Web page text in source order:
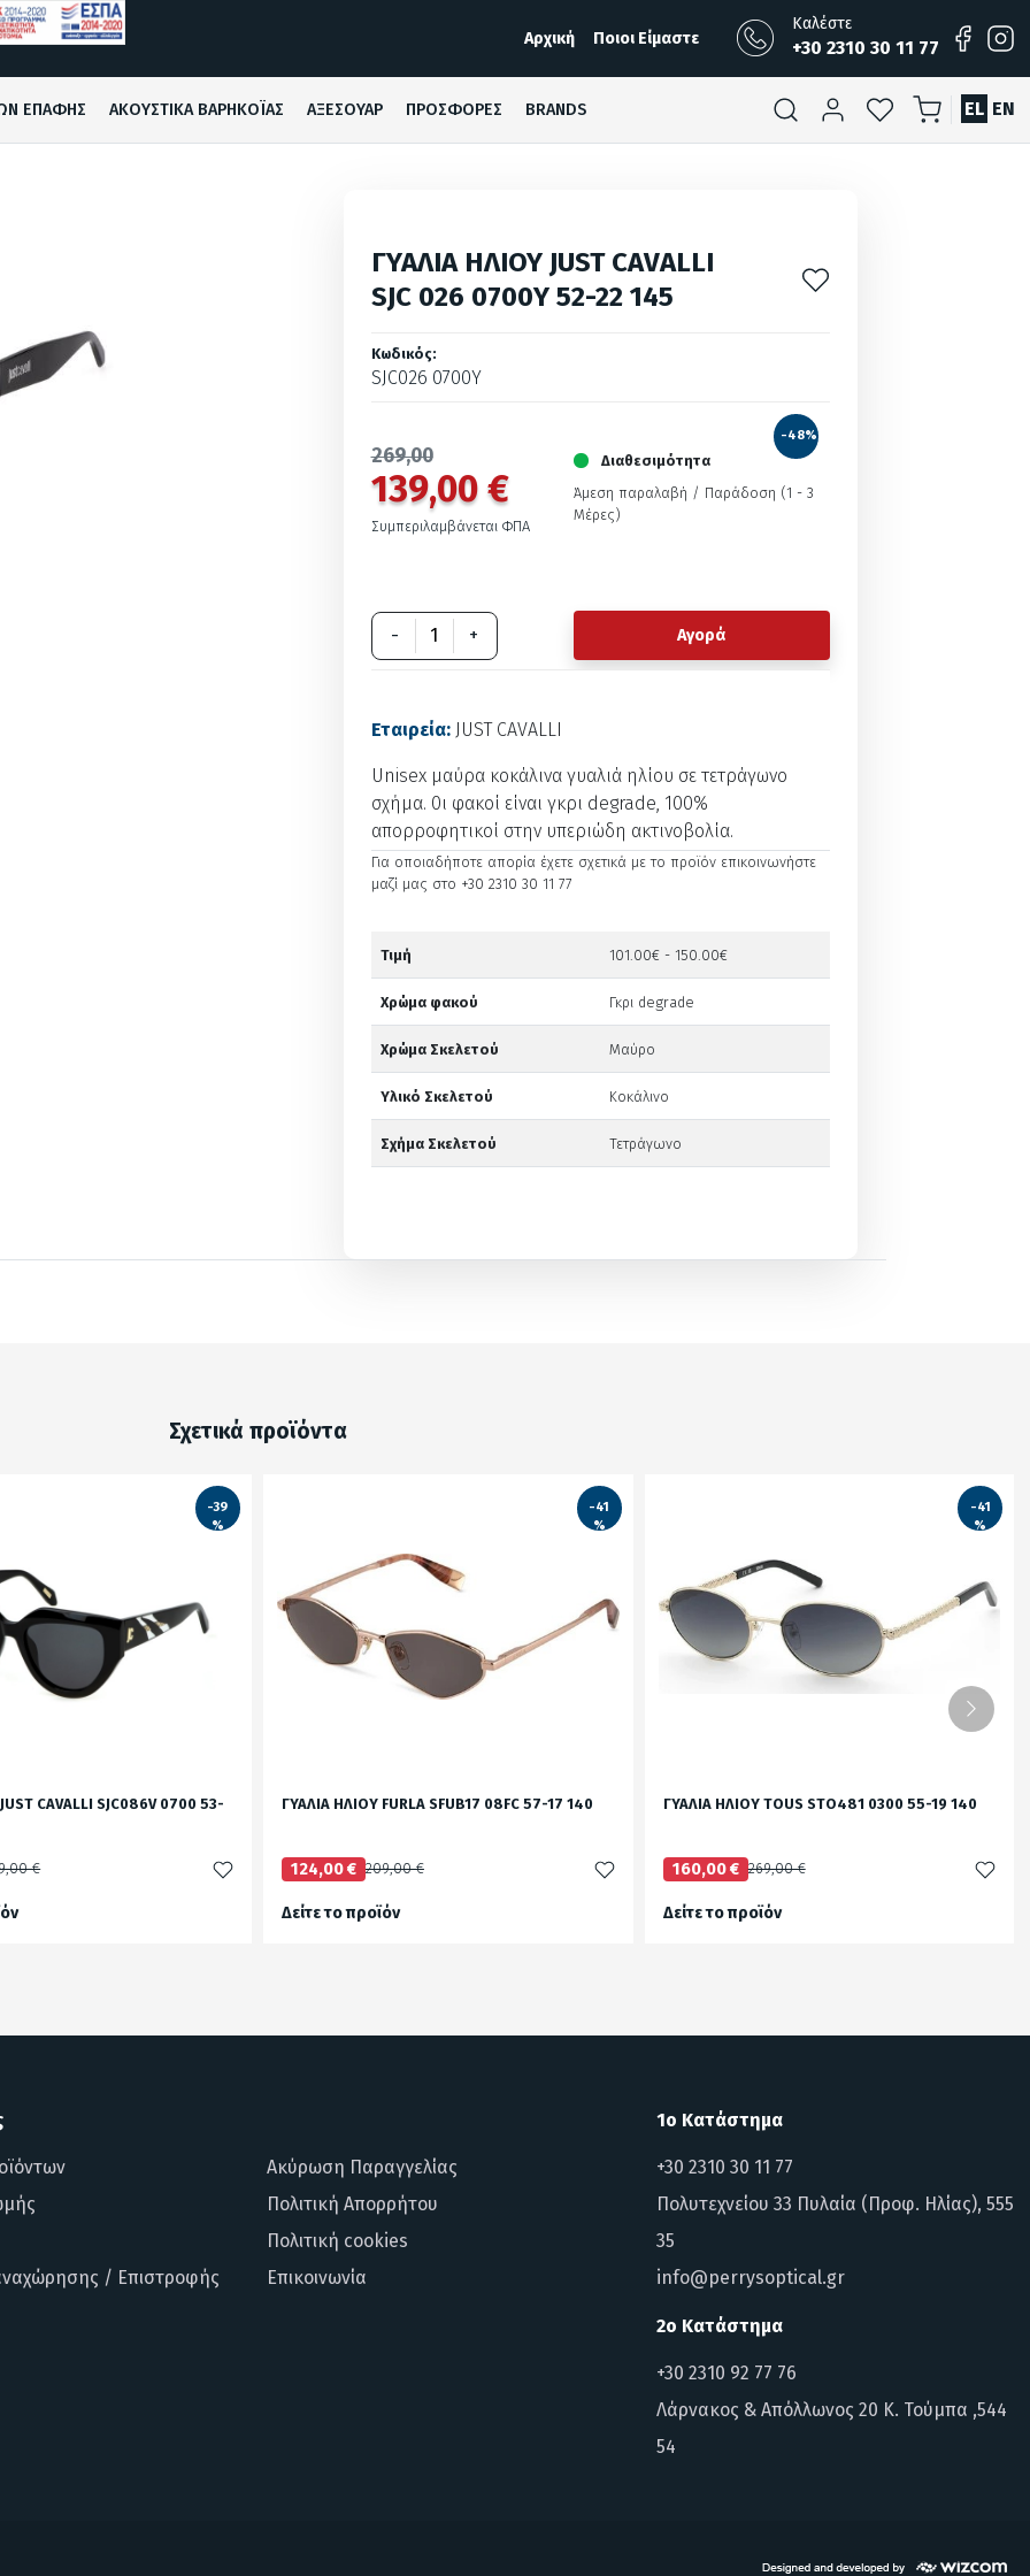
Αρχική Ποιοι Είμαστε
Καλέστε
+30 2310 30 11 77
ΕΠΑΦΗΣ ΑΚΟΥΣΤΙΚΑ ΒΑΡΗΚΟΪΑΣ ΑΞΕΣΟΥΑΡ ΠΡΟΣΦΟΡΕΣ BRANDS EL EN
ΓΥΑΛΙΑ ΗΛΙΟΥ JUST CAVALLI
SJC 026 0700Y 52-22 145
Κωδικός:
SJC026 0700Y
269,00
139,00 €
-48%
Συμπεριλαμβάνεται ΦΠΑ
Διαθεσιμότητα
Άμεση παραλαβή / Παράδoση (1 - 3
Μέρες)
- + Αγορά
Εταιρεία: JUST CAVALLI
Unisex μαύρα κοκάλινα γυαλιά ηλίου σε τετράγωνο
σχήμα. 0ι φακοί είναι γκρι degrade, 100%
απορροφητικοί στην υπεριώδη ακτινοβολία.
Για οποιαδήποτε απορία έχετε σχετικά με το προϊόν επικοινωνήστε
μαζί μας στο +30 2310 30 11 77
Τιμή 101.00€ - 150.00€
Χρώμα φακού Γκρι degrade
Χρώμα Σκελετού Μαύρο
Υλικό Σκελετού Κοκάλινο
Σχήμα Σκελετού Τετράγωνο
Σχετικά προϊόντα
-39
%
CAVALLI SJC086V 0700 53-
€
-41
%
ΓΥΑΛΙΑ ΗΛΙΟΥ FURLA SFUB17 08FC 57-17 140
124,00 € 209,00 €
Δείτε το προϊόν
-41
%
ΓΥΑΛΙΑ ΗΛΙΟΥ TOUS STO481 0300 55-19 140
160,00 € 269,00 €
Δείτε το προϊόν
/ Επιστροφής
Ακύρωση Παραγγελίας
Πολιτική Απορρήτου
Πολιτική cookies
Επικοινωνία
1ο Κατάστημα
+30 2310 30 11 77
Πολυτεχνείου 33 Πυλαία (Προφ. Ηλίας), 555
35
info@perrysoptical.gr
2ο Κατάστημα
+30 2310 92 77 76
Λάρνακος & Απόλλωνος 20 Κ. Τούμπα ,544
54